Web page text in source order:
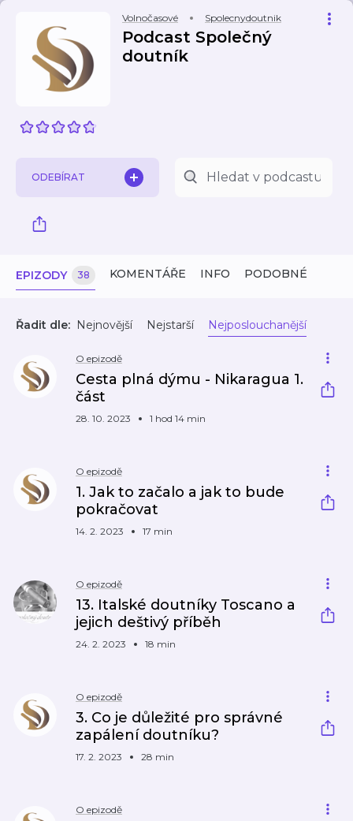
Volnočasové Spolecnydoutnik
Podcast Společný
doutník
ODEBÍRAT
EPIZODY 38 KOMENTÁŘE INFO PODOBNÉ
Řadit dle: Nejnovější Nejstarší Nejposlouchanější
O epizodě
Cesta plná dýmu - Nikaragua 1.
část
28. 10. 2023 1 hod 14 min
O epizodě
1. Jak to začalo a jak to bude
pokračovat
14. 2. 2023 17 min
O epizodě
13. Italské doutníky Toscano a
jejich deštivý příběh
24. 2. 2023 18 min
O epizodě
3. Co je důležité pro správné
zapálení doutníku?
17. 2. 2023 28 min
O epizodě